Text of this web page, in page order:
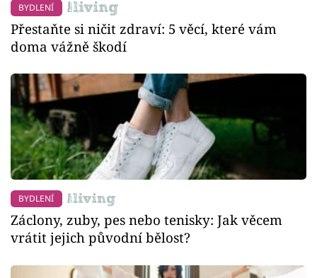
BYDLENÍ
Přestaňte si ničit zdraví: 5 věcí, které vám
doma vážně škodí
BYDLENÍ
Záclony, zuby, pes nebo tenisky: Jak věcem
vrátit jejich původní bělost?